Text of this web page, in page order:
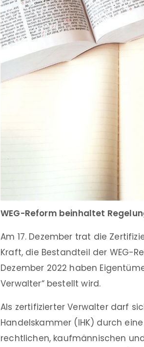
WEG-Reform beinhaltet
Am 17. Dezember trat die
Kraft, die Bestandteil der WEG-
Dezember 2022 haben
Verwalter“ bestellt wird.
Als zertifizierter Verwalter darf
Handelskammer (IHK) durch
rechtlichen, kaufmännischen